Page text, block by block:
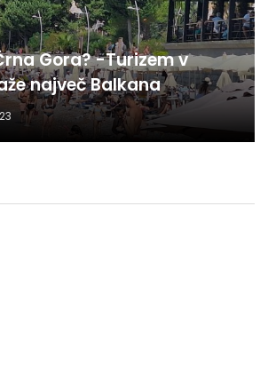
Gora? -Turizem v
največ Balkana